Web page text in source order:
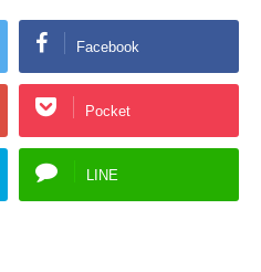
Facebook
Pocket
LINE